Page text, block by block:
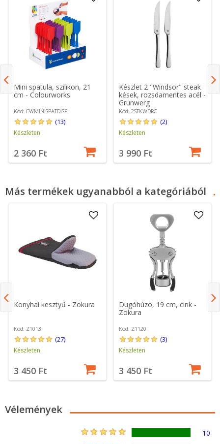
Mini spatula, szilikon, 21
cm - Colourworks
Kód: CWMINISPATDISP
(13)
Készleten
2 360 Ft
Készlet 2 "Windsor" steak
kések, rozsdamentes acél -
Grunwerg
Kód: 2STKWDRC
(2)
Készleten
3 990 Ft
Más termékek ugyanabból a kategóriából
Konyhai kesztyű - Zokura
Kód: Z1013
(27)
Készleten
3 450 Ft
Dugóhúzó, 19 cm, cink -
Zokura
Kód: Z1120
(3)
Készleten
3 450 Ft
Vélemények
10